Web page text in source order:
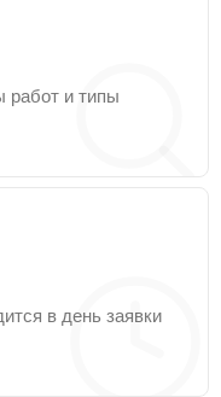
работ и типы
в день заявки